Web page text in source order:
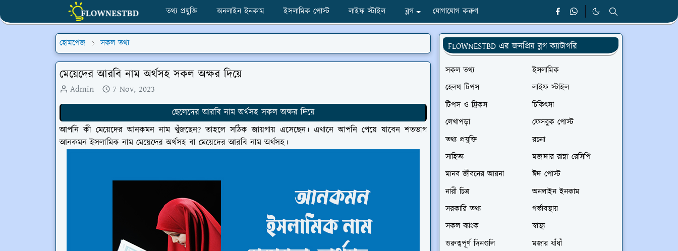
তথ্য প্রযুক্তি অনলাইন ইনকাম ইসলামিক পোস্ট লাইফ স্টাইল ব্লগ যোগাযোগ করুণ
হোমপেজ সকল তথ্য
মেয়েদের আরবি নাম অর্থসহ সকল অক্ষর দিয়ে
Admin
7 Nov, 2023
ছেলেদের আরবি নাম অর্থসহ সকল অক্ষর দিয়ে
আপনি কী মেয়েদের আনকমন নাম খুঁজছেন? তাহলে সঠিক জায়গায় এসেছেন। এখানে আপনি পেয়ে যাবেন শতভাগ
আনকমন ইসলামিক নাম মেয়েদের অর্থসহ বা মেয়েদের আরবি নাম অর্থসহ।
FLOWNESTBD এর জনপ্রিয় ব্লগ ক্যাটাগরি
সকল তথ্য
ইসলামিক
হেলথ টিপস
লাইফ স্টাইল
টিপস ও ট্রিকস
চিকিৎসা
লেখাপড়া
ফেসবুক পোস্ট
তথ্য প্রযুক্তি
রচনা
সাহিত্য
মজাদার রান্না রেসিপি
মানব জীবনের আয়না
ঈদ পোস্ট
নারী চিত্র
অনলাইন ইনকাম
সরকারি তথ্য
গর্ভাবস্থায়
সকল ব্যাংক
স্বাস্থ্য
গুরুত্বপূর্ণ দিনগুলি
মজার ধাঁধাঁ